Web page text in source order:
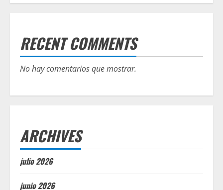
RECENT COMMENTS
No hay comentarios que mostrar.
ARCHIVES
julio 2026
junio 2026